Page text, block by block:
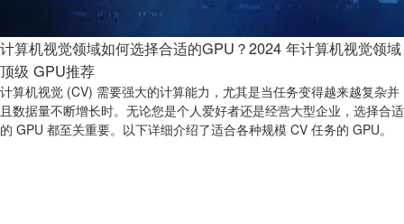
计算机视觉领域如何选择合适的GPU？2024 年计算机视觉领域
顶级 GPU推荐
计算机视觉 (CV) 需要强大的计算能力，尤其是当任务变得越来越复杂并
且数据量不断增长时。无论您是个人爱好者还是经营大型企业，选择合适
的 GPU 都至关重要。以下详细介绍了适合各种规模 CV 任务的 GPU。